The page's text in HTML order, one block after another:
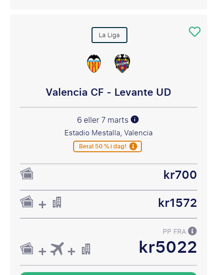
La Liga
Valencia CF - Levante UD
6 eller 7 marts
Estadio Mestalla, Valencia
Betal 50 % i dag!
kr700
kr1572
PP FRA
kr5022